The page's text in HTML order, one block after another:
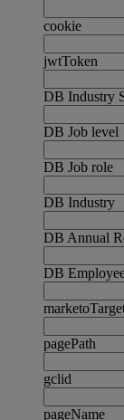
cookie
jwtToken
DB Industry
DB Job level
DB Job role
DB Industry
DB Annual
DB
pagePath
gclid
pageName